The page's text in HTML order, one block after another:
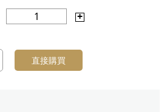
1 +
直接購買